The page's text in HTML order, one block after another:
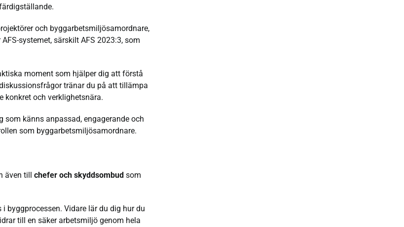
och byggarbetsmiljösamordnare,
systemet, särskilt AFS 2023:3, som
moment som hjälper dig att förstå
tränar du på att tillämpa
konkret och verklighetsnära.
känns anpassad, engagerande och
som byggarbetsmiljösamordnare.
även till chefer och skyddsombud som
byggprocessen. Vidare lär du dig hur du
till en säker arbetsmiljö genom hela